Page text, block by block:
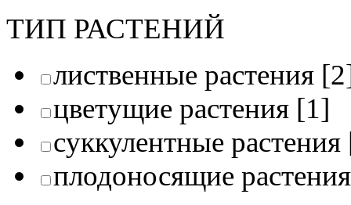
ТИП РАСТЕНИЙ
лиственные растения
цветущие растения [1]
суккулентные растения
плодоносящие растения